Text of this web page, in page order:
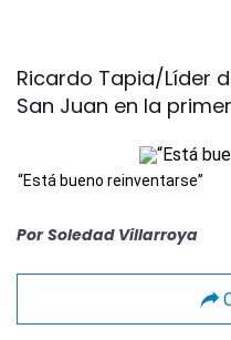
Ricardo Tapia/Líder
San Juan en la
“Está bueno reinventarse”
Por Soledad Villarroya